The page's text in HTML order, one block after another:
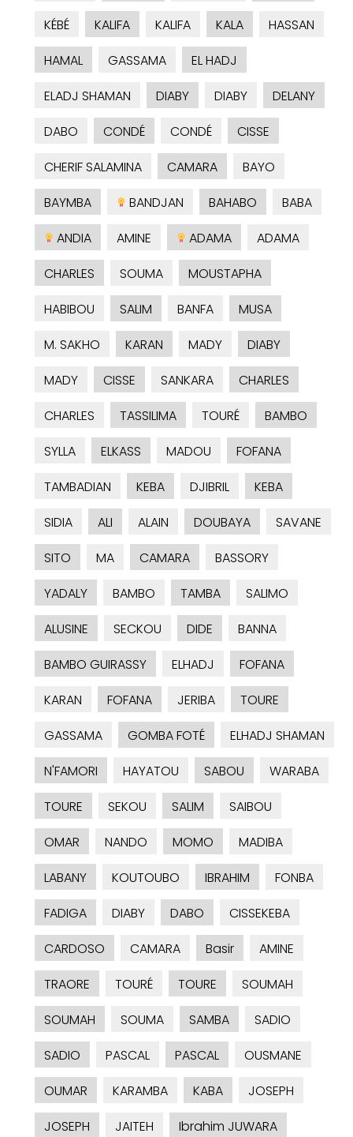
KÉBÉ KALIFA KALIFA KALA
HASSAN
HAMAL
GASSAMA
EL HADJ
ELADJ SHAMAN
DIABY DIABY
DELANY
DABO
CONDÉ CONDÉ
CISSE
CHERIF SALAMINA
CAMARA
BAYO
BAYMBA
BANDJAN BAHABO
BABA
ANDIA
AMINE ADAMA
ADAMA
CHARLES
SOUMA
MOUSTAPHA
HABIBOU
SALIM BANFA
MUSA
M. SAKHO
KARAN MADY
DIABY
MADY
CISSE SANKARA
CHARLES
CHARLES
TASSILIMA TOURÉ
BAMBO
SYLLA
ELKASS MADOU
FOFANA
TAMBADIAN
KEBA DJIBRIL
KEBA
SIDIA
ALI ALAIN DOUBAYA
SAVANE
SITO
MA CAMARA
BASSORY
YADALY
BAMBO TAMBA
SALIMO
ALUSINE
SECKOU DIDE
BANNA
BAMBO GUIRASSY
ELHADJ
FOFANA
KARAN
FOFANA JERIBA
TOURE
GASSAMA
GOMBA FOTÉ
ELHADJ SHAMAN
N'FAMORI
HAYATOU SABOU
WARABA
TOURE
SEKOU SALIM
SAIBOU
OMAR
NANDO MOMO
MADIBA
LABANY
KOUTOUBO IBRAHIM
FONBA
FADIGA
DIABY DABO
CISSEKEBA
CARDOSO
CAMARA Basir
AMINE
TRAORE
TOURÉ TOURE
SOUMAH
SOUMAH
SOUMA SAMBA
SADIO
SADIO
PASCAL PASCAL
OUSMANE
OUMAR
KARAMBA KABA
JOSEPH
JOSEPH
JAITEH
Ibrahim JUWARA